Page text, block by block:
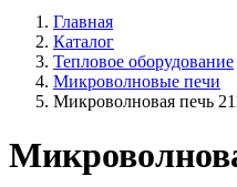
Главная
Каталог
Тепловое оборудование
Микроволновые печи
Микроволновая печь